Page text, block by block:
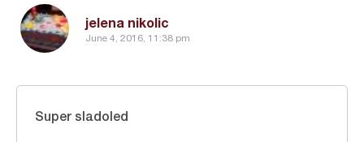
jelena nikolic
June 4, 2016, 11:38 pm
Super sladoled